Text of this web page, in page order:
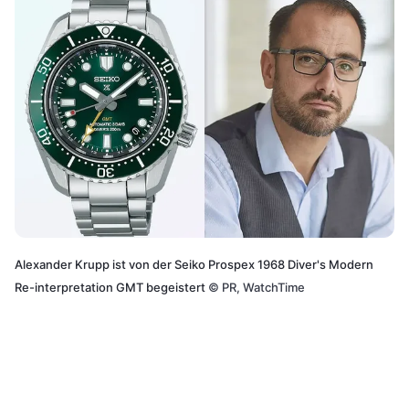
Alexander Krupp ist von der Seiko Prospex 1968 Diver's Modern
Re-interpretation GMT begeistert © PR, WatchTime